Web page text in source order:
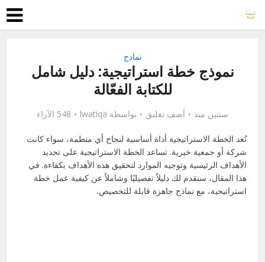
نمادج
نموذج خطة استراتيجية: دليل شامل
للكتابة الفعّالة
سنتين منذ أضف تعليق بواسطة lwatiqa 548 الآراء
تُعد الخطة الاستراتيجية أداة أساسية لنجاح أي منظمة، سواء كانت
شركة أو جمعية خيرية. تساعد الخطة الاستراتيجية على تحديد
الأهداف الرئيسية وتوجيه الموارد لتحقيق هذه الأهداف بكفاءة. في
هذا المقال، سنقدم لك دليلاً تفصيليًا وشاملاً عن كيفية عمل خطة
استراتيجية، مع نماذج جاهزة قابلة للتخصيص.